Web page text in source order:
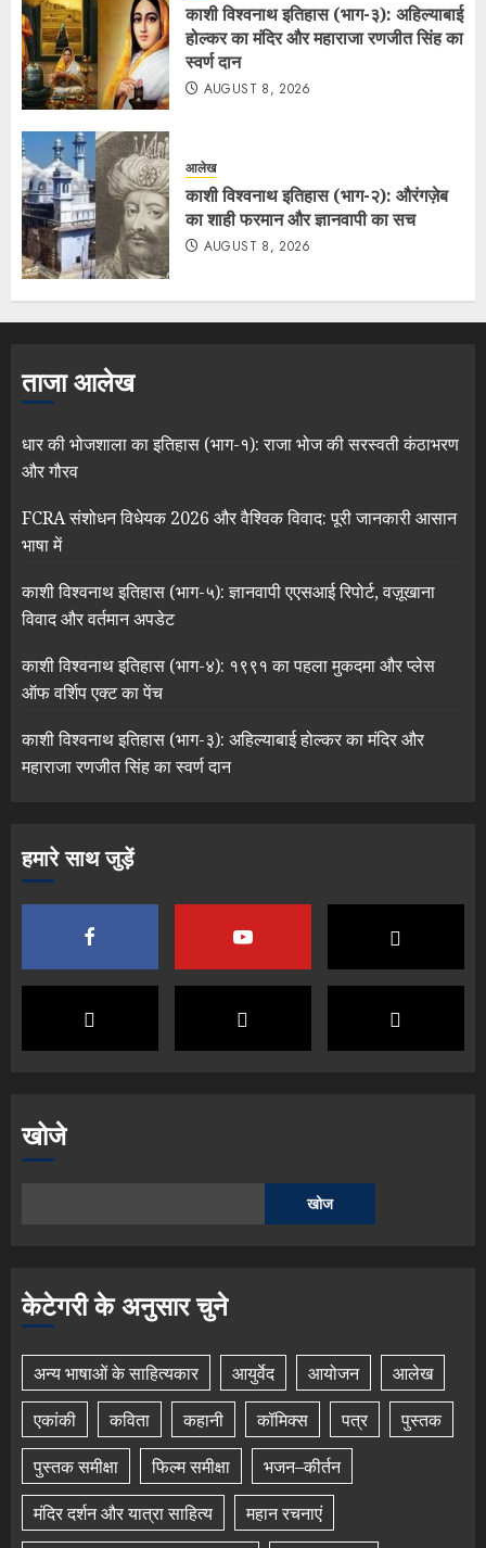
काशी विश्वनाथ इतिहास (भाग-३): अहिल्याबाई
होल्कर का मंदिर और महाराजा रणजीत सिंह का
स्वर्ण दान
AUGUST 8, 2026
आलेख
काशी विश्वनाथ इतिहास (भाग-२): औरंगज़ेब
का शाही फरमान और ज्ञानवापी का सच
AUGUST 8, 2026
ताजा आलेख
धार की भोजशाला का इतिहास (भाग-१): राजा भोज की सरस्वती कंठाभरण
और गौरव
FCRA संशोधन विधेयक 2026 और वैश्विक विवाद: पूरी जानकारी आसान
भाषा में
काशी विश्वनाथ इतिहास (भाग-५): ज्ञानवापी एएसआई रिपोर्ट, वज़ूखाना
विवाद और वर्तमान अपडेट
काशी विश्वनाथ इतिहास (भाग-४): १९९१ का पहला मुकदमा और प्लेस
ऑफ वर्शिप एक्ट का पेंच
काशी विश्वनाथ इतिहास (भाग-३): अहिल्याबाई होल्कर का मंदिर और
महाराजा रणजीत सिंह का स्वर्ण दान
हमारे साथ जुड़ें
खोजे
खोज
केटेगरी के अनुसार चुने
अन्य भाषाओं के साहित्यकार आयुर्वेद आयोजन
आलेख
एकांकी
कविता कहानी कॉमिक्स पत्र
पुस्तक
पुस्तक समीक्षा
फिल्म समीक्षा
भजन–कीर्तन
मंदिर दर्शन और यात्रा साहित्य
महान रचनाएं